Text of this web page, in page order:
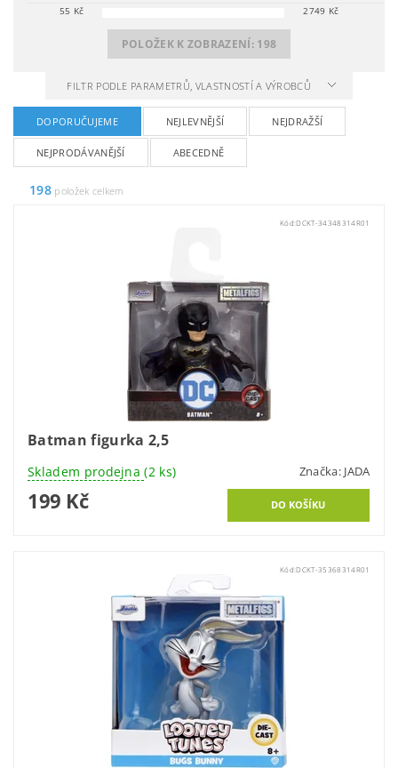
55 Kč 2749 Kč
POLOŽEK K ZOBRAZENÍ: 198
FILTR PODLE PARAMETRŮ, VLASTNOSTÍ A VÝROBCŮ
DOPORUČUJEME NEJLEVNĚJŠÍ NEJDRAŽŠÍ
NEJPRODÁVANĚJŠÍ ABECEDNĚ
198položek celkem
Kód:DCKT-34348314R01
Batman figurka 2,5
Skladem prodejna(2 ks) Značka: JADA
199 Kč
Kód:DCKT-35368314R01